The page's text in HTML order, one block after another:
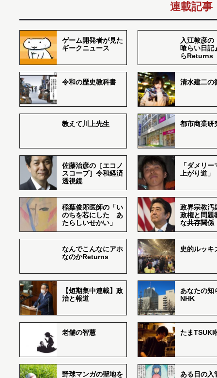
連載記事
ゲーム開発者が見た
ギークニュース
入江敦彦の
喰らい日記
らReturns
令和の歴史教科書 清水建二の
教えて川上先生 都市商業研
佐藤治彦の［エコノ
スコープ］令和経済
透視鏡
「ダメリ
上がり道」
稲葉俊郎医師の「い
のちを芯にした あ
たらしいせかい」
政界宗教汚
政権と問題
な共存関係
なんでこんなにアホ
なのかReturns
史的ルッキ
【短期集中連載】政
治と報道
あなたの知
NHK
老舗の智慧 たまTSUKI
野球マンガの聖地を
ある日の入